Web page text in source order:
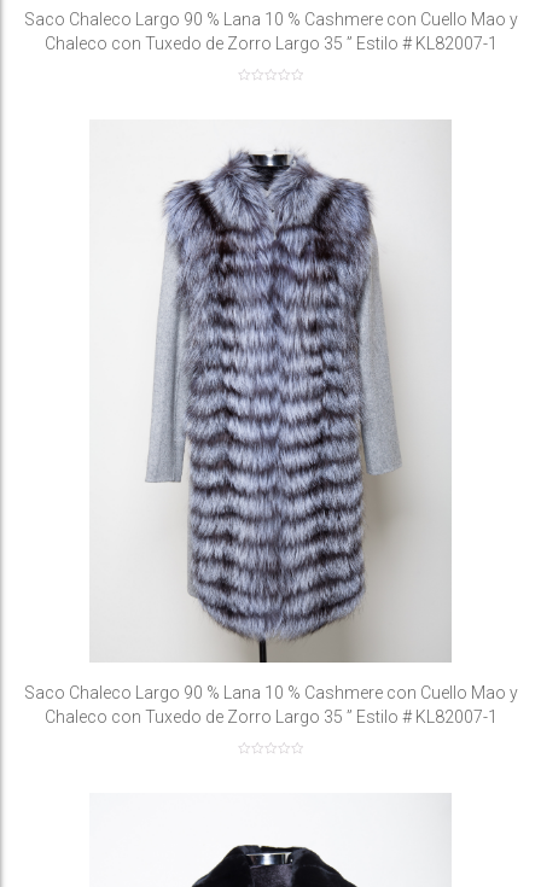
Saco Chaleco Largo 90 % Lana 10 % Cashmere con Cuello Mao y
Chaleco con Tuxedo de Zorro Largo 35 ” Estilo # KL82007-1
Saco Chaleco Largo 90 % Lana 10 % Cashmere con Cuello Mao y
Chaleco con Tuxedo de Zorro Largo 35 ” Estilo # KL82007-1